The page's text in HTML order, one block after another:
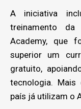
A iniciativa
treinamento
Academy, que
superior um
gratuito,
tecnologia.
país já utilizam o